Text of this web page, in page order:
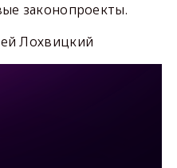
законопроекты.
Лохвицкий